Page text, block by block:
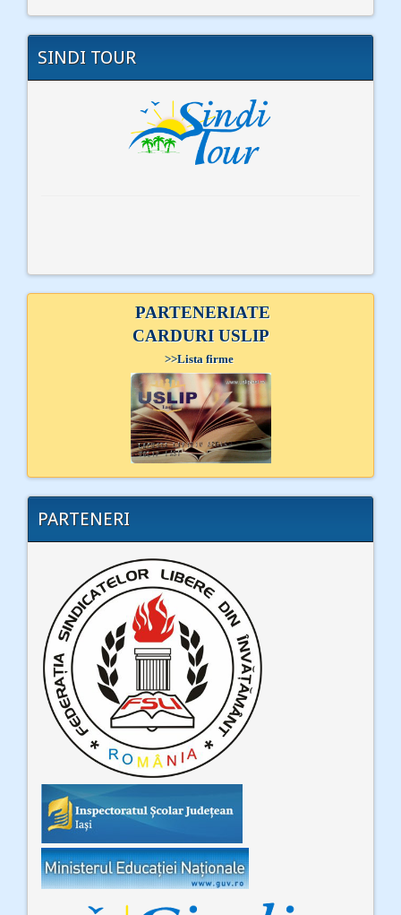
SINDI TOUR
PARTENERIATE
CARDURI USLIP
>>Lista firme
PARTENERI